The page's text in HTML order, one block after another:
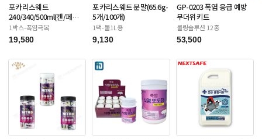
포카리스웨트
240/340/500ml(캔/페
트-12/20/24/30입)
1박스-폭염극복
19,580
포카리스웨트 분말(65.6g-
5개/100개)
1팩-물1L용
9,130
GP-0203 폭염 응급 예방
무더위키트
쿨링솔루션 12종
53,500